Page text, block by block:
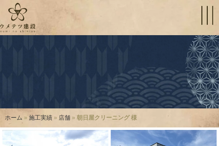
ホーム » 施工実績 » 店舗 » 朝日屋クリーニング 様